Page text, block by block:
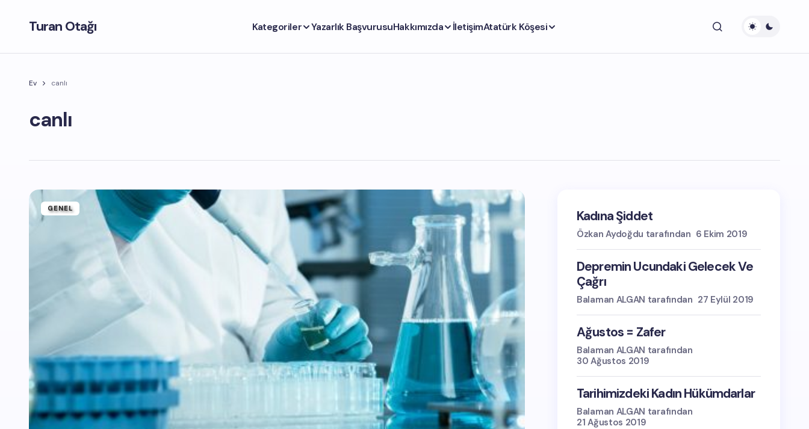
Turan Otağı Kategoriler Yazarlık BaşvurusuHakkımızda İletişimAtatürk Köşesi
Ev canlı
canlı
GENEL Kadına Şiddet
Özkan Aydoğdu tarafından 6 Ekim 2019
Depremin Ucundaki Gelecek Ve
Çağrı
Balaman ALGAN tarafından 27 Eylül 2019
Ağustos = Zafer
Balaman ALGAN tarafından
30 Ağustos 2019
Tarihimizdeki Kadın Hükümdarlar
Balaman ALGAN tarafından
21 Ağustos 2019